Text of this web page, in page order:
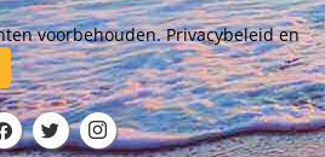
voorbehouden.Privacybeleiden